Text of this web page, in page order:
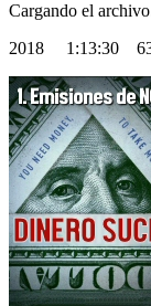
Cargando el
2018 1:13:30